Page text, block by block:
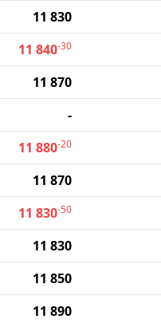
11 830
11 840-30
11 870
-
11 880-20
11 870
11 830-50
11 830
11 850
11 890